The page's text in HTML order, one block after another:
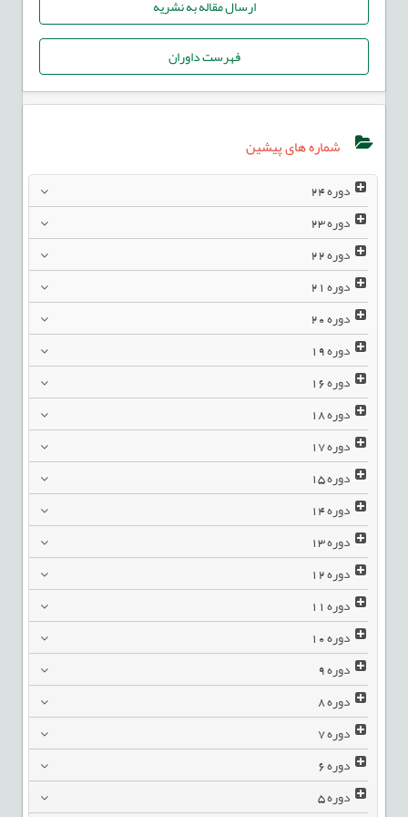
ارسال مقاله به نشریه
فهرست داوران
شماره های پیشین
دوره24
دوره23
دوره22
دوره21
دوره20
دوره19
دوره16
دوره18
دوره17
دوره15
دوره14
دوره13
دوره12
دوره11
دوره10
دوره9
دوره8
دوره7
دوره6
دوره5